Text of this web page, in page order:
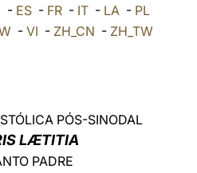
العربيّة
中文
- ES- FR- IT- LA- PL
- VI - ZH_CN - ZH_TW
PÓS-SINODAL
LÆTITIA
PADRE